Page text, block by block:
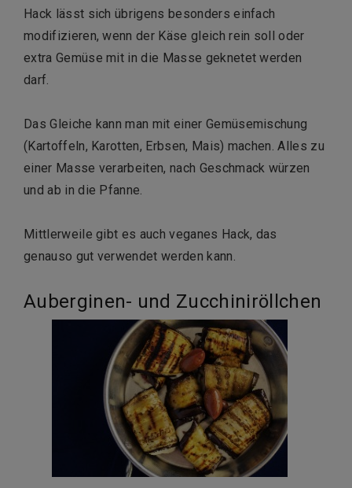
Hack lässt sich übrigens besonders einfach
modifizieren, wenn der Käse gleich rein soll oder
extra Gemüse mit in die Masse geknetet werden
darf.
Das Gleiche kann man mit einer Gemüsemischung
(Kartoffeln, Karotten, Erbsen, Mais) machen. Alles zu
einer Masse verarbeiten, nach Geschmack würzen
und ab in die Pfanne.
Mittlerweile gibt es auch veganes Hack, das
genauso gut verwendet werden kann.
Auberginen- und Zucchiniröllchen